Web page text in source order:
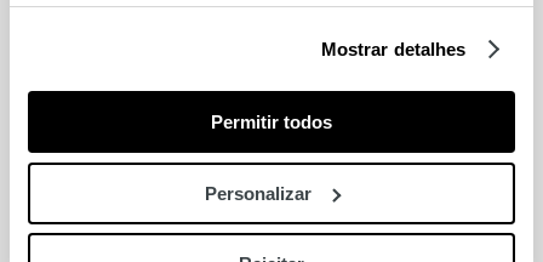
Mostrar detalhes
Permitir todos
Personalizar